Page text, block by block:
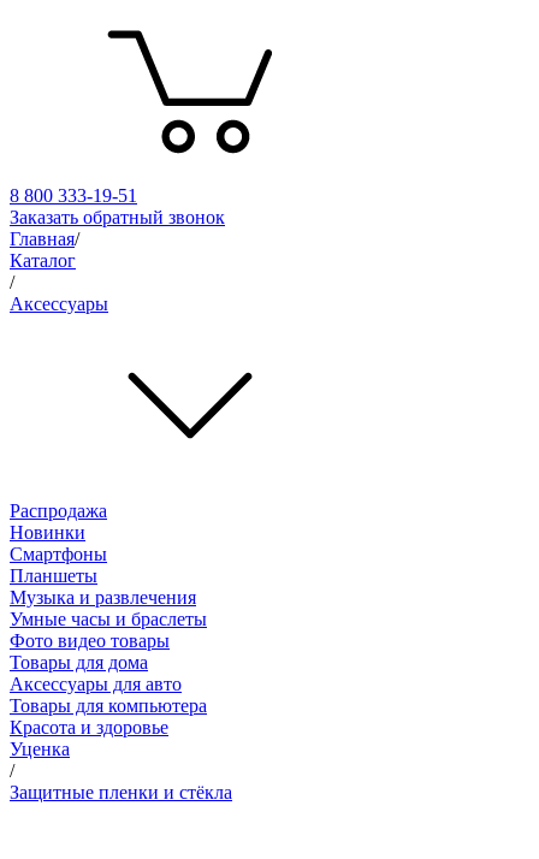
8 800 333-19-51
Заказать обратный звонок
Главная/
Каталог
/
Аксессуары
Распродажа
Новинки
Смартфоны
Планшеты
Музыка и развлечения
Умные часы и браслеты
Фото видео товары
Товары для дома
Аксессуары для авто
Товары для компьютера
Красота и здоровье
Уценка
/
Защитные пленки и стёкла